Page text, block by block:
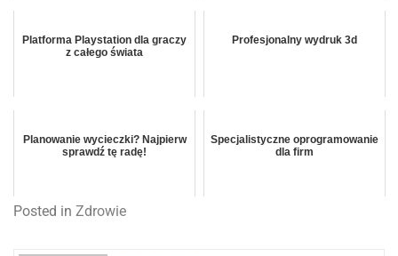
Platforma Playstation dla graczy
z całego świata
Profesjonalny wydruk 3d
Planowanie wycieczki? Najpierw
sprawdź tę radę!
Specjalistyczne oprogramowanie
dla firm
Posted in Zdrowie